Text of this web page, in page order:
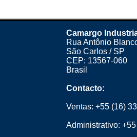
Camargo
Rua Antônio
São Carlos / SP
CEP: 13567-060
Brasil
Contacto:
Ventas: +55 (16)
Administrativo: